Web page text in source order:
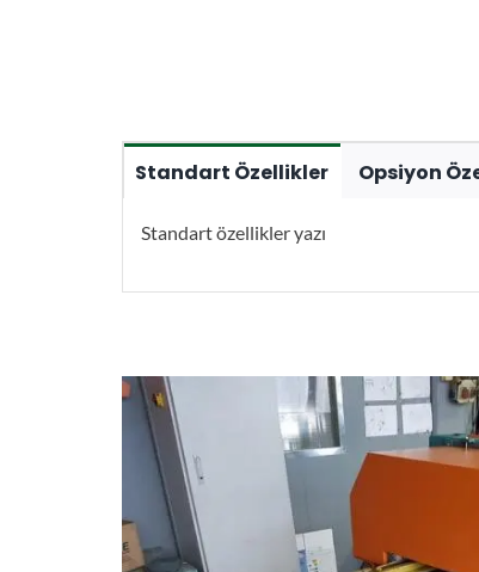
Standart Özellikler Opsiyon
Standart özellikler yazı